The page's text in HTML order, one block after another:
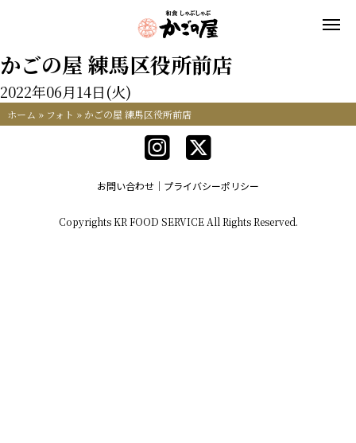
かごの屋 練馬区役所前店
2022年06月14日(火)
ホーム » フォト » かごの屋 練馬区役所前店
お問い合わせ プライバシーポリシー
Copyrights KR FOOD SERVICE All Rights Reserved.